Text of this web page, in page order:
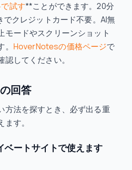
試す**ことができます。20分
でクレジットカード不要。AI無
モードやスクリーンショット
HoverNotesの価格ページで
してください。
回答
方法を探すとき、必ず出る重
す。
ベートサイトで使えます